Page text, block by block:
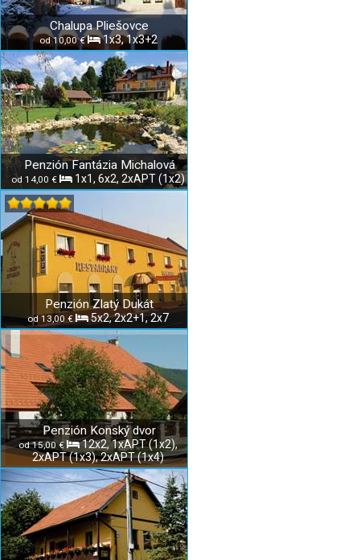
Chalupa Pliešovce
od 10,00 € 1x3, 1x3+2
Penzión Fantázia Michalová
od 14,00 € 1x1, 6x2, 2xAPT (1x2)
Penzión Zlatý Dukát
od 13,00 € 5x2, 2x2+1, 2x7
Penzión Konský dvor
od 15,00 €
12x2, 1xAPT (1x2),
2xAPT (1x3), 2xAPT (1x4)